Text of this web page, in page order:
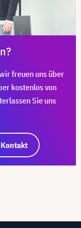
freuen uns über
kostenlos von
Sie uns